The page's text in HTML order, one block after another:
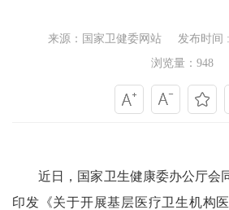
来源：国家卫健委网站
发布时间
浏览量：948
近日，国家卫生健康委办公厅会
印发《关于开展基层医疗卫生机构